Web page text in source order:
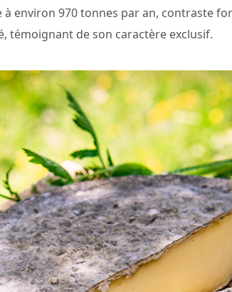
environ 970 tonnes par an, contraste
témoignant de son caractère exclusif.